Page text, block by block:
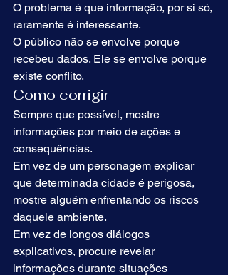
O problema é que informação, por si só,
raramente é interessante.
O público não se envolve porque
recebeu dados. Ele se envolve porque
existe conflito.
Como corrigir
Sempre que possível, mostre
informações por meio de ações e
consequências.
Em vez de um personagem explicar
que determinada cidade é perigosa,
mostre alguém enfrentando os riscos
daquele ambiente.
Em vez de longos diálogos
explicativos, procure revelar
informações durante situações